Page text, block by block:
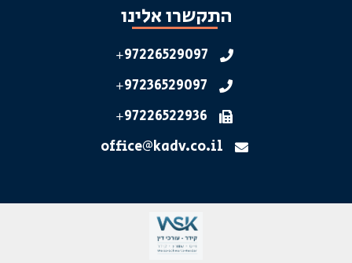
התקשרו אלינו
97226529097+
97236529097+
97226522936+
office@kadv.co.il